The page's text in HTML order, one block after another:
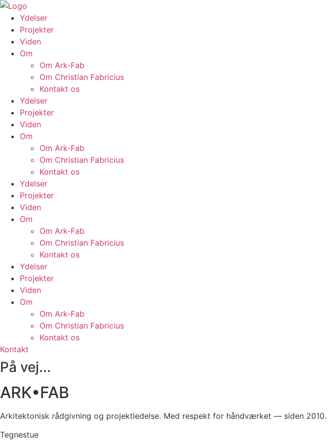
Skip
content
Ydelser
Projekter
Viden
Om
Om Ark-Fab
Om Christian Fabricius
Kontakt os
Ydelser
Projekter
Viden
Om
Om Ark-Fab
Om Christian Fabricius
Kontakt os
Ydelser
Projekter
Viden
Om
Om Ark-Fab
Om Christian Fabricius
Kontakt os
Ydelser
Projekter
Viden
Om
Om Ark-Fab
Om Christian Fabricius
Kontakt os
Kontakt
På vej...
ARK•FAB
Arkitektonisk rådgivning og projektledelse. Med respekt for håndværket — siden 2010.
Tegnestue